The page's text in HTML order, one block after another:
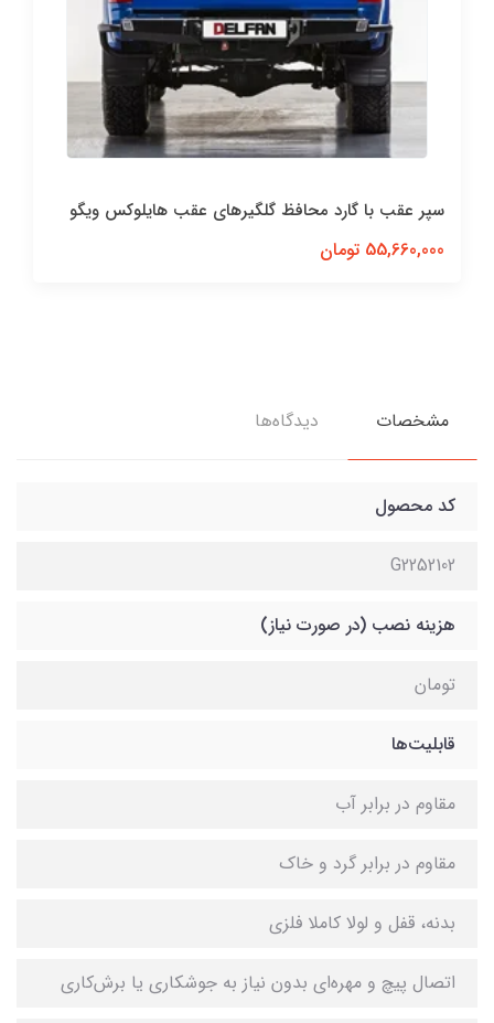
سپر عقب با گارد محافظ گلگیرهای عقب هایلوکس ویگو
55,660,000 تومان
مشخصات دیدگاه‌ها
کد محصول
G2252102
هزینه نصب (در صورت نیاز)
تومان
قابلیت‌ها
مقاوم در برابر آب
مقاوم در برابر گرد و خاک
بدنه، قفل و لولا کاملا فلزی
اتصال پیچ و مهره‌ای بدون نیاز به جوشکاری یا برش‌کاری